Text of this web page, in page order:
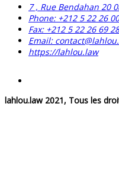
7 , Rue Bendahan 20
Phone: +212 5 22 26
Fax: +212 5 22 26 69 28
Email:
https://lahlou.law
lahlou.law 2021, Tous les